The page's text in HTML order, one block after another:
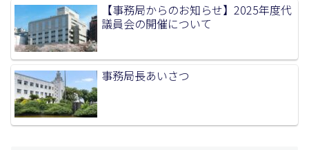
【事務局からのお知らせ】2025年度代
議員会の開催について
事務局長あいさつ